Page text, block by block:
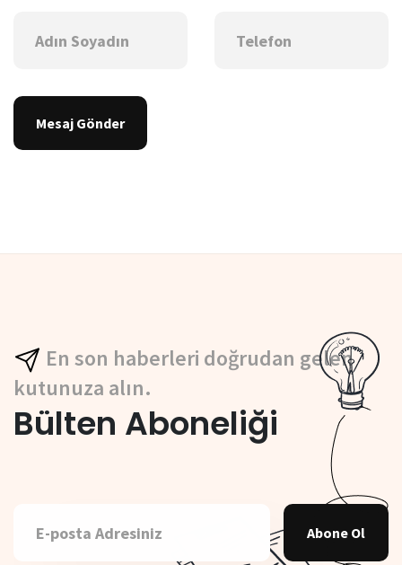
Mesaj Gönder
En son haberleri doğrudan gelen
kutunuza alın.
Bülten Aboneliği
Abone Ol